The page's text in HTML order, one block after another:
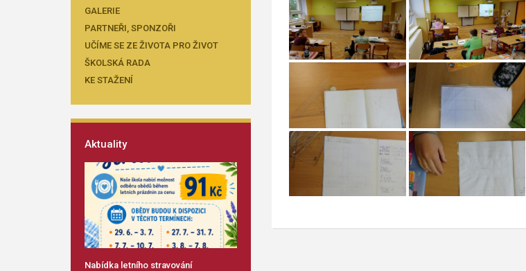
GALERIE
PARTNEŘI, SPONZOŘI
UČÍME SE ZE ŽIVOTA PRO ŽIVOT
ŠKOLSKÁ RADA
KE STAŽENÍ
Aktuality
Nabídka letního stravování